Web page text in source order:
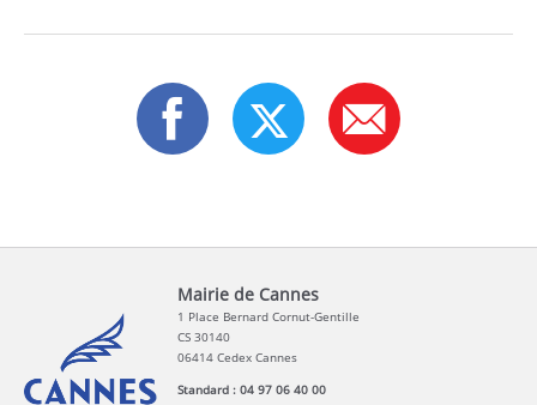
Mairie de Cannes
1 Place Bernard Cornut-Gentille
CS 30140
06414 Cedex Cannes
Standard : 04 97 06 40 00